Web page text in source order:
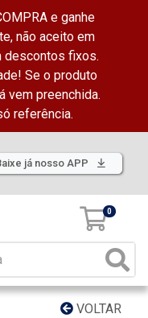
e ganhe
não aceito em
descontos fixos.
Se o produto
vem preenchida.
referência.
já nosso APP
0
VOLTAR